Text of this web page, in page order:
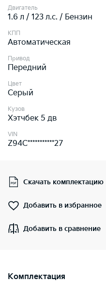
Двигатель
1.6 л / 123 л.c. / Бензин
КПП
Автоматическая
Привод
Передний
Цвет
Серый
Кузов
Хэтчбек 5 дв
VIN
Z94C***********27
Скачать комплектацию
Добавить в избранное
Добавить в сравнение
Комплектация